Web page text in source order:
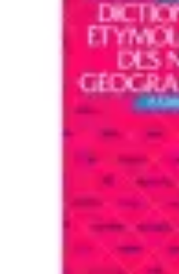
Perception et Utilisation
Atlas Thématiques
Atlas Géographique